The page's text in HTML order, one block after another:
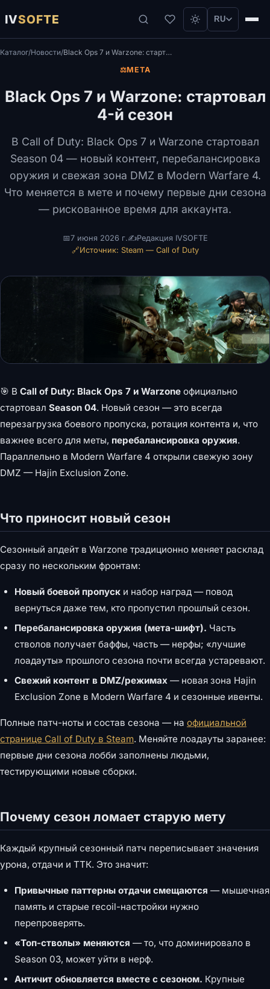
IVSOFTE RU
Каталог/Новости/
Black Ops 7 и Warzone: стартовал 4-й сезон
⚖️МЕТА
Black Ops 7 и Warzone: стартовал
4-й сезон
В Call of Duty: Black Ops 7 и Warzone стартовал
Season 04 — новый контент, перебалансировка
оружия и свежая зона DMZ в Modern Warfare 4.
Что меняется в мете и почему первые дни сезона
— рискованное время для аккаунта.
📅7 июня 2026 г.✍️Редакция IVSOFTE
🔗Источник: Steam — Call of Duty
🎯 В Call of Duty: Black Ops 7 и Warzone официально
стартовал Season 04. Новый сезон — это всегда
перезагрузка боевого пропуска, ротация контента и, что
важнее всего для меты, перебалансировка оружия.
Параллельно в Modern Warfare 4 открыли свежую зону
DMZ — Hajin Exclusion Zone.
Что приносит новый сезон
Сезонный апдейт в Warzone традиционно меняет расклад
сразу по нескольким фронтам:
Новый боевой пропуск и набор наград — повод
вернуться даже тем, кто пропустил прошлый сезон.
Перебалансировка оружия (мета-шифт). Часть
стволов получает баффы, часть — нерфы; «лучшие
лоадауты» прошлого сезона почти всегда устаревают.
Свежий контент в DMZ/режимах — новая зона Hajin
Exclusion Zone в Modern Warfare 4 и сезонные ивенты.
Полные патч-ноты и состав сезона — на официальной
странице Call of Duty в Steam. Меняйте лоадауты заранее:
первые дни сезона лобби заполнены людьми,
тестирующими новые сборки.
Почему сезон ломает старую мету
Каждый крупный сезонный патч переписывает значения
урона, отдачи и ТТК. Это значит:
Привычные паттерны отдачи смещаются — мышечная
память и старые recoil-настройки нужно
перепроверять.
«Топ-стволы» меняются — то, что доминировало в
Season 03, может уйти в нерф.
Античит обновляется вместе с сезоном. Крупные